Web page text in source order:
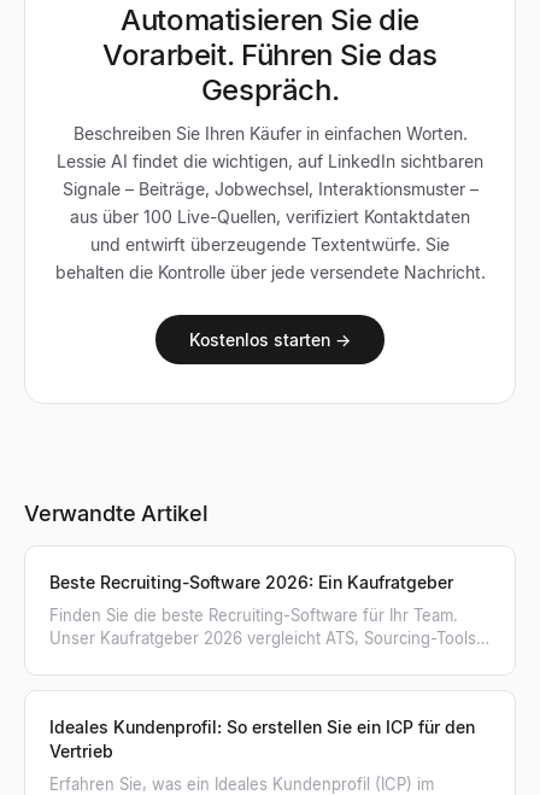
Automatisieren Sie die
Vorarbeit. Führen Sie das
Gespräch.
Beschreiben Sie Ihren Käufer in einfachen Worten.
Lessie AI findet die wichtigen, auf LinkedIn sichtbaren
Signale – Beiträge, Jobwechsel, Interaktionsmuster –
aus über 100 Live-Quellen, verifiziert Kontaktdaten
und entwirft überzeugende Textentwürfe. Sie
behalten die Kontrolle über jede versendete Nachricht.
Kostenlos starten →
Verwandte Artikel
Beste Recruiting-Software 2026: Ein Kaufratgeber
Finden Sie die beste Recruiting-Software für Ihr Team.
Unser Kaufratgeber 2026 vergleicht ATS, Sourcing-Tools,
Ideales Kundenprofil: So erstellen Sie ein ICP für den
Vertrieb
Erfahren Sie, was ein Ideales Kundenprofil (ICP) im